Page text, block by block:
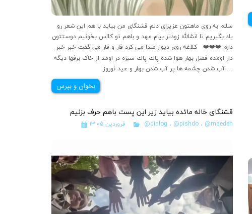
ياد بگیریم تا انشالله زودتر بيام مهد و باهم تو كلاس بخونيم دوستتون
دارم ❤️❤️❤️ كلاغه روى ديوار صدا مى كرد قار و قار مى گفت خبر خبر
دار اومده فصل بهار هوا شده پاك پاك سبزه در اومد از خاک برفها دیگه
آب شدن چشمه ها پر آب شدن بهار و عيد نوروز …
بخوان و بپرس
قشنگای خاله مائده بیاید زیر این پست باهم حرف بزنیم
۱۳ فروردین ۰۵ @dialog ، @pishdo، @maedeh